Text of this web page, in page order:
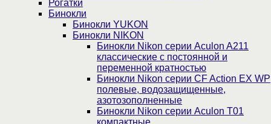
Рогатки
Бинокли
Бинокли YUKON
Бинокли NIKON
Бинокли Nikon серии Aculon A211
классические с постоянной и
переменной кратностью
Бинокли Nikon серии СF Action EX WP
полевые, водозащищенные,
азотозополненные
Бинокли Nikon серии Aculon T01